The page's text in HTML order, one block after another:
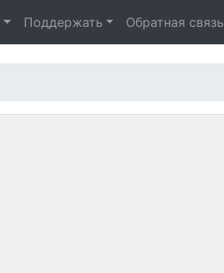
Поддержать Обратная связь